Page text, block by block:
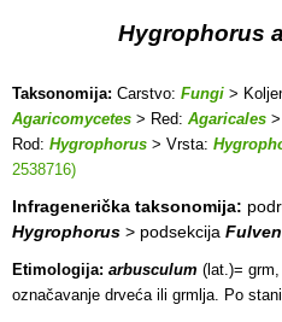
Hygrophorus
Taksonomija: Carstvo: Fungi >
Agaricomycetes > Red: Agaricales
Rod: Hygrophorus > Vrsta:
2538716)
Infragenerička taksonomija:
Hygrophorus > podsekcija
Etimologija: arbusculum (lat.)=
označavanje drveća ili grmlja. Po